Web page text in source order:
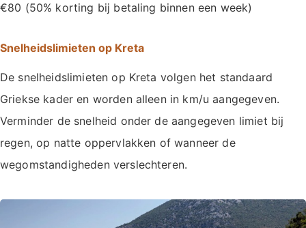
€80 (50% korting bij betaling binnen een week)
Snelheidslimieten op Kreta
De snelheidslimieten op Kreta volgen het standaard
Griekse kader en worden alleen in km/u aangegeven.
Verminder de snelheid onder de aangegeven limiet bij
regen, op natte oppervlakken of wanneer de
wegomstandigheden verslechteren.